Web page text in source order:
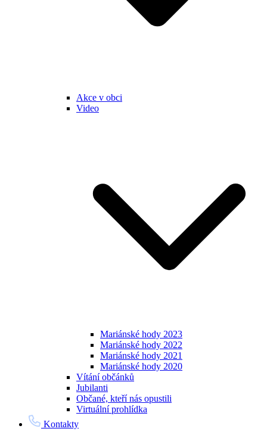
Akce v obci
Video
Mariánské hody 2023
Mariánské hody 2022
Mariánské hody 2021
Mariánské hody 2020
Vítání občánků
Jubilanti
Občané, kteří nás opustili
Virtuální prohlídka
Kontakty